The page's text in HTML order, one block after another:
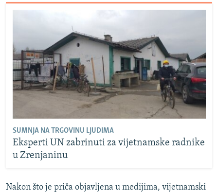
SUMNJA NA TRGOVINU LJUDIMA
Eksperti UN zabrinuti za vijetnamske radnike
u Zrenjaninu
Nakon što je priča objavljena u medijima, vijetnamski